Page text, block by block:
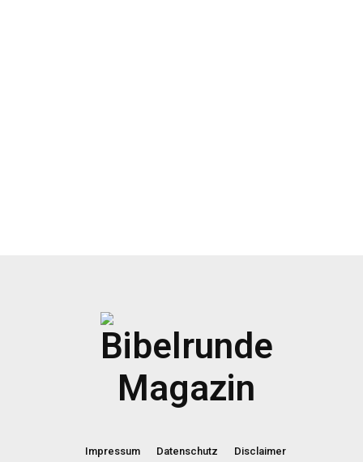
Impressum Datenschutz Disclaimer